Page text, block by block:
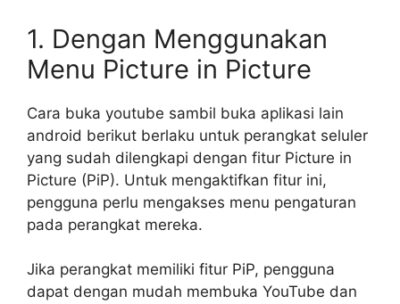
1. Dengan Menggunakan
Menu Picture in Picture
Cara buka youtube sambil buka aplikasi lain
android berikut berlaku untuk perangkat seluler
yang sudah dilengkapi dengan fitur Picture in
Picture (PiP). Untuk mengaktifkan fitur ini,
pengguna perlu mengakses menu pengaturan
pada perangkat mereka.
Jika perangkat memiliki fitur PiP, pengguna
dapat dengan mudah membuka YouTube dan